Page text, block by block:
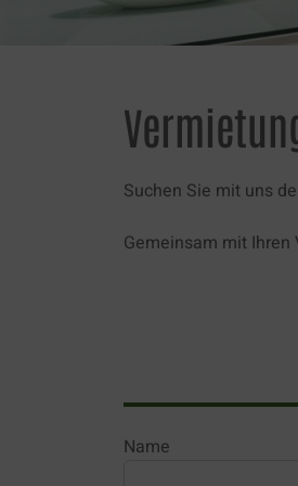
Suchen Sie mit uns
Gemeinsam mit
Name